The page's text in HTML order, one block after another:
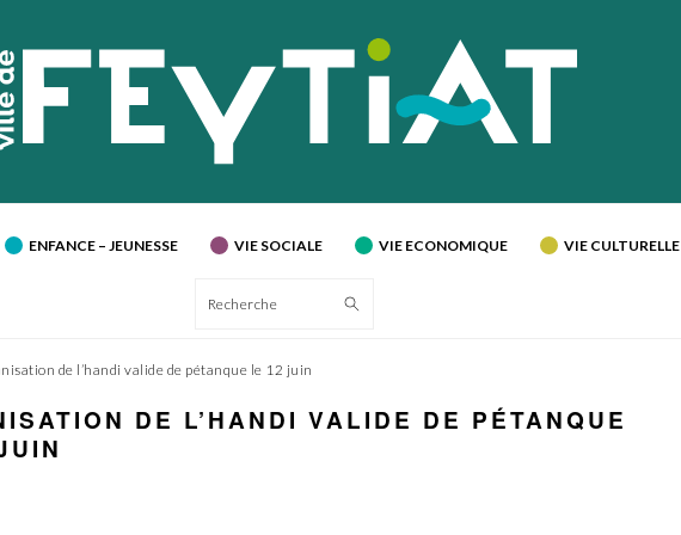
ENFANCE – JEUNESSE VIE SOCIALE VIE ECONOMIQUE VIE CULTURELLE
Recherche
de l’handi valide de pétanque le 12 juin
DE L’HANDI VALIDE DE PÉTANQUE